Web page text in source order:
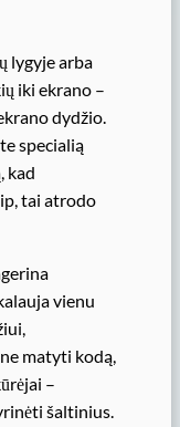
lygyje arba
iki ekrano –
dydžio.
specialią
kad
tai atrodo
vienu
matyti kodą,
–
šaltinius.